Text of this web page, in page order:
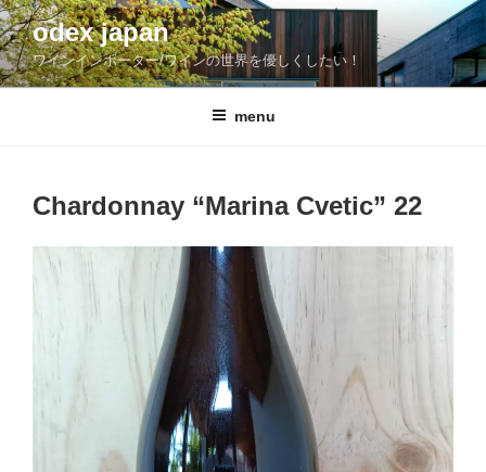
コ
ン
テ
ン
odex japan
ワインインポーター/ワインの世界を優しくしたい！
menu
Chardonnay “Marina Cvetic” 22